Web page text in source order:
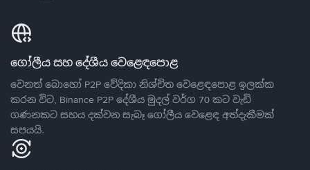
ගෝලීය සහ දේශීය වෙළෙඳපොළ
වෙනත් බොහෝ P2P වේදිකා නිශ්චිත වෙළෙඳපොළ ඉලක්ක
කරන විට, Binance P2P දේශීය මුදල් වර්ග 70 කට වැඩි
ගණනකට සහය දක්වන සැබෑ ගෝලීය වෙළෙඳ අත්දැකීමක්
සපයයි.